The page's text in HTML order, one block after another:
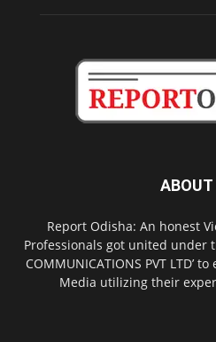
ABOUT
Report Odisha: An honest
Professionals got united under
COMMUNICATIONS PVT LTD’
Media utilizing their